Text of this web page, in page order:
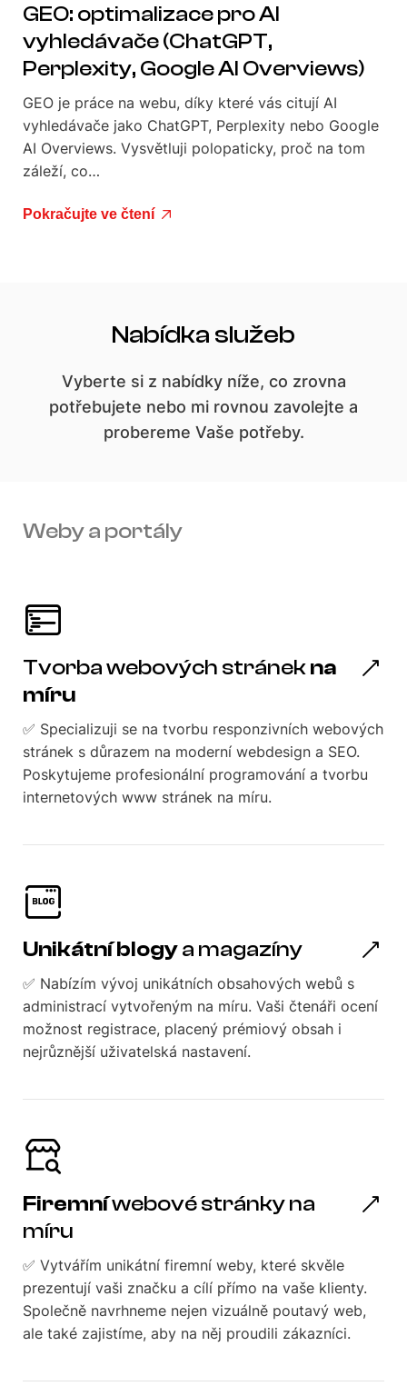
GEO: optimalizace pro AI
vyhledávače (ChatGPT,
Perplexity, Google AI Overviews)
GEO je práce na webu, díky které vás citují AI
vyhledávače jako ChatGPT, Perplexity nebo Google
AI Overviews. Vysvětluji polopaticky, proč na tom
záleží, co…
Pokračujte ve čtení
Nabídka služeb
Vyberte si z nabídky níže, co zrovna
potřebujete nebo mi rovnou zavolejte a
probereme Vaše potřeby.
Weby a portály
Tvorba webových stránekna
míru
✅ Specializuji se na tvorbu responzivních webových
stránek s důrazem na moderní webdesign a SEO.
Poskytujeme profesionální programování a tvorbu
internetových www stránek na míru.
Unikátní blogya magazíny
✅ Nabízím vývoj unikátních obsahových webů s
administrací vytvořeným na míru. Vaši čtenáři ocení
možnost registrace, placený prémiový obsah i
nejrůznější uživatelská nastavení.
Firemníwebové stránky na
míru
✅ Vytvářím unikátní firemní weby, které skvěle
prezentují vaši značku a cílí přímo na vaše klienty.
Společně navrhneme nejen vizuálně poutavý web,
ale také zajistíme, aby na něj proudili zákazníci.